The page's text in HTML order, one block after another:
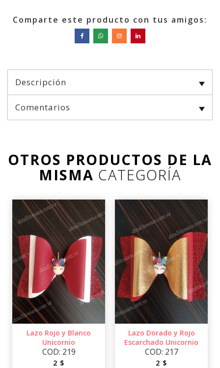
Comparte este producto con tus amigos:
Descripción
Comentarios
OTROS PRODUCTOS DE LA
MISMA CATEGORÍA
Lazo Rojo y Blanco
Unicornio
COD: 219
2 $
Lazo Dorado y Rojo
Escarchado Unicornio
COD: 217
2 $